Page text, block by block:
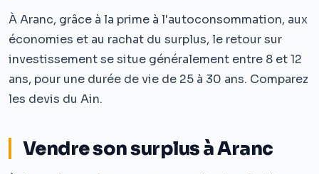
À Aranc, grâce à la prime à l'autoconsommation, aux
économies et au rachat du surplus, le retour sur
investissement se situe généralement entre 8 et 12
ans, pour une durée de vie de 25 à 30 ans. Comparez
les devis du Ain.
Vendre son surplus à Aranc